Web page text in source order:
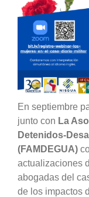
En septiembre
junto con La
Detenidos-
(FAMDEGUA)
actualizaciones
abogadas del
de los impactos